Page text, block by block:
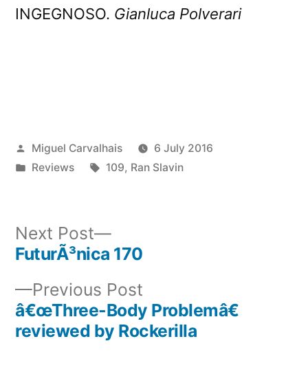
INGEGNOSO. Gianluca Polverari
Posted
by
Miguel Carvalhais
6 July 2016
Posted
Reviews Tags:
109, Ran Slavin
Post
navigation
Previous Post
post:
â€œThree-Body Problemâ€
reviewed by Rockerilla
Next Post
Next
post:
FuturÃ³nica 170